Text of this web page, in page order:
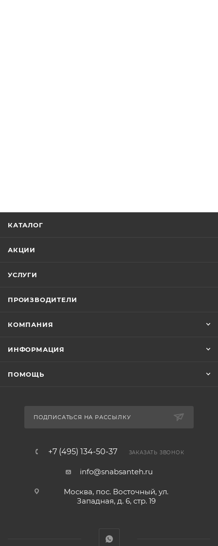
КАТАЛОГ
АКЦИИ
УСЛУГИ
ПРОИЗВОДИТЕЛИ
КОМПАНИЯ
ИНФОРМАЦИЯ
ПОМОЩЬ
ПОДПИСАТЬСЯ НА РАССЫЛКУ
+7 (495) 134-50-37 ЗАКАЗАТЬ ЗВОНОК
info@snabsanteh.ru
Москва, пос. Восточный, ул.
Западная, д. 6, стр. 19